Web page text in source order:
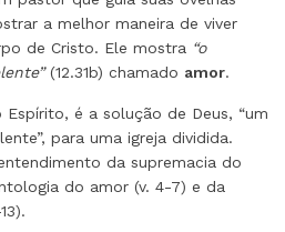
a melhor maneira de viver
de Cristo. Ele mostra “o
(12.31b) chamado amor.
é a solução de Deus, “um
para uma igreja dividida.
da supremacia do
do amor (v. 4-7) e da